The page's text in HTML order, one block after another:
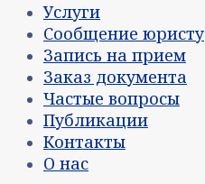
Услуги
Сообщение юристу
Запись на прием
Заказ документа
Частые вопросы
Публикации
Контакты
О нас